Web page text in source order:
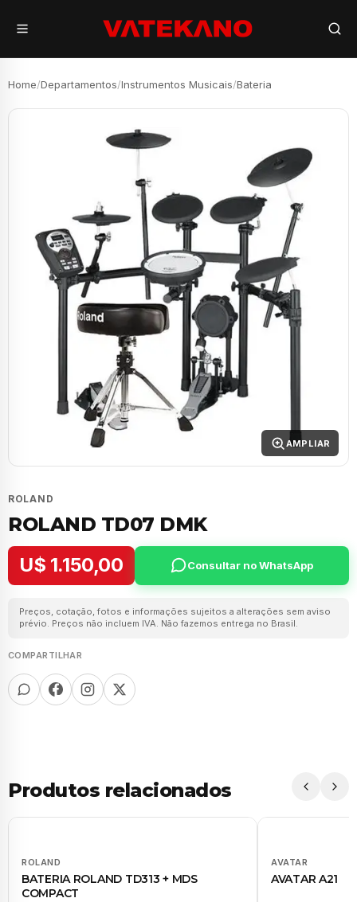
Home/Departamentos/Instrumentos Musicais/Bateria
AMPLIAR
ROLAND
ROLAND TD07 DMK
U$ 1.150,00
Consultar no WhatsApp
Preços, cotação, fotos e informações sujeitos a alterações sem aviso
prévio. Preços não incluem IVA. Não fazemos entrega no Brasil.
COMPARTILHAR
Produtos relacionados
ROLAND
BATERIA ROLAND TD313 + MDS
COMPACT
AVATAR
AVATAR A21